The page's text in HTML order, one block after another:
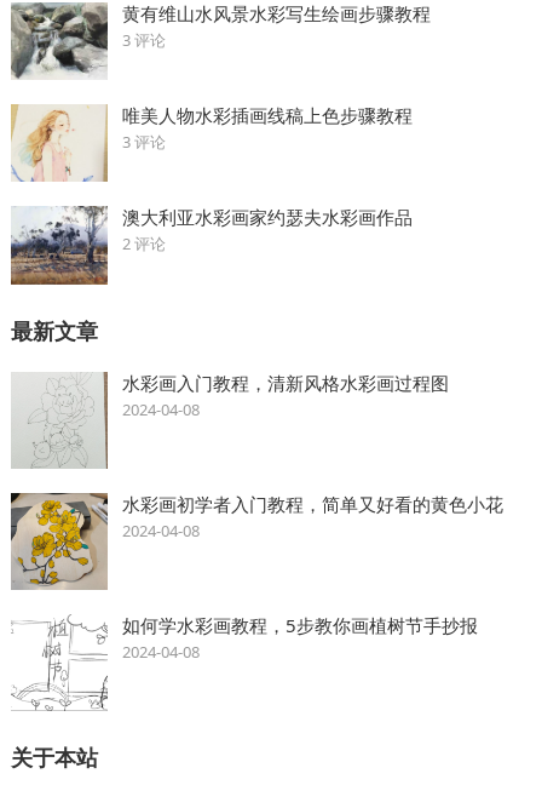
黄有维山水风景水彩写生绘画步骤教程
3 评论
唯美人物水彩插画线稿上色步骤教程
3 评论
澳大利亚水彩画家约瑟夫水彩画作品
2 评论
最新文章
水彩画入门教程，清新风格水彩画过程图
2024-04-08
水彩画初学者入门教程，简单又好看的黄色小花
2024-04-08
如何学水彩画教程，5步教你画植树节手抄报
2024-04-08
关于本站